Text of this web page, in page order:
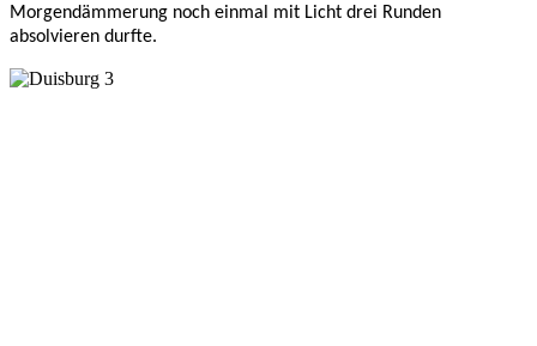
Morgendämmerung noch einmal mit Licht drei Runden
absolvieren durfte.